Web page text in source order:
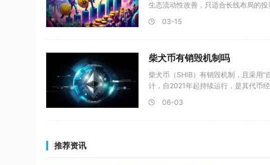
生态流动性改善，只适合长线布局的
03-15
柴犬币有销毁机制吗
柴犬币（SHIB）有销毁机制，且采用
计，自2021年起持续运行，是其代币
06-03
推荐资讯